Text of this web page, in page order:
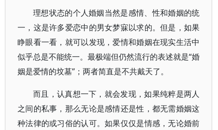
理想状态的个人婚姻当然是感情、性和婚姻的统
一，这是许多爱恋中的男女梦寐以求的。但是，如果
睁眼看一看，就可以发现，爱情和婚姻在现实生活中
似乎总是不能统一。最极端但仍然流行的表述就是“婚
姻是爱情的坟墓”；两者简直是不共戴天了。
而且，认真想一下，就会发现，如果纯粹是两人
之间的私事，那么无论是感情还是性，都无需婚姻这
种法律的或习俗的认可。如果仅仅是情感，无论婚前